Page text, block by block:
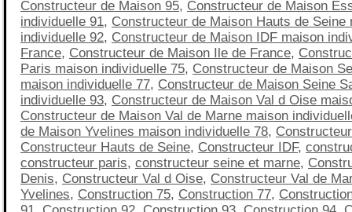
Constructeur de Maison 95, Constructeur de Maison
individuelle 91, Constructeur de Maison Hauts de Seine
individuelle 92, Constructeur de Maison IDF maison
France, Constructeur de Maison Ile de France,
Paris maison individuelle 75, Constructeur de Maison
maison individuelle 77, Constructeur de Maison Seine
individuelle 93, Constructeur de Maison Val d Oise
Constructeur de Maison Val de Marne maison
de Maison Yvelines maison individuelle 78,
Constructeur Hauts de Seine, Constructeur IDF,
constructeur paris, constructeur seine et marne,
Denis, Constructeur Val d Oise, Constructeur Val de
Yvelines, Construction 75, Construction 77,